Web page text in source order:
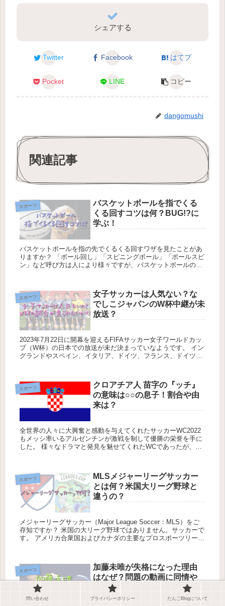
シェアする
Twitter Facebook はてブ
Pocket LINE コピー
dangomushi
関連記事
スポーツ
バスケットボールを指でくる
くる回すコツは何？BUG!?に
学ぶ！
バスケットボールを指の先でくるくる回すワザを見たことがあ
りますか？ 「ボール回し」「スピニングボール」「ボールスピ
ン」など呼び方は人により様々ですが、バスケットボールの世
スポーツ
女子サッカーは人気ない？な
でしこジャパンのW杯中継が未
放送？
2023年7月22日に開幕を迎えるFIFAサッカー女子ワールドカッ
プ（W杯）の日本での放送が未だ決まっていなようです。 イン
グランドやスペイン、イタリア、ドイツ、フランス、ドイツ等
スポーツ
クロアチア人 苗字の『ッチ』
の意味は○○の息子！割合や由
来は？
全世界の人々に大興奮と感動を与えてくれたサッカーWC2022
もメッシ率いるアルゼンチンが激戦を制して優勝の栄誉を手に
した。 様々なドラマと発見を魅せてくれたWCであったが、そ
スポーツ
MLSメジャーリーグサッカー
とは何？米国大リーグ野球と
違うの？
メジャーリーグサッカー（Major League Soccer：MLS）をご
存知ですか？ 米国の大リーグ野球ではありません。サッカーで
す。 アメリカ合衆国およびカナダの主要なプロスポーツリーグ
スポーツ
加藤未唯が失格になった理由
はなぜ？問題の動画に同情や
擁護の声
問い合わせ プライバシーポリシー だんごBlogについて